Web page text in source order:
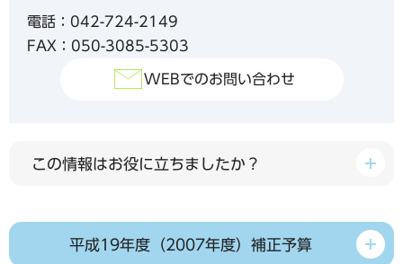
電話：042-724-2149
FAX：050-3085-5303
WEBでのお問い合わせ
この情報はお役に立ちましたか？
平成19年度（2007年度）補正予算